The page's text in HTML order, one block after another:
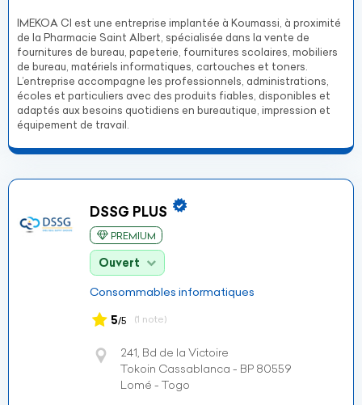
IMEKOA CI est une entreprise implantée à Koumassi, à proximité
de la Pharmacie Saint Albert, spécialisée dans la vente de
fournitures de bureau, papeterie, fournitures scolaires, mobiliers
de bureau, matériels informatiques, cartouches et toners.
L’entreprise accompagne les professionnels, administrations,
écoles et particuliers avec des produits fiables, disponibles et
adaptés aux besoins quotidiens en bureautique, impression et
équipement de travail.
DSSG PLUS
PREMIUM
Ouvert
Consommables informatiques
5/5 (1 note)
241, Bd de la Victoire
Tokoin Cassablanca - BP 80559
Lomé - Togo